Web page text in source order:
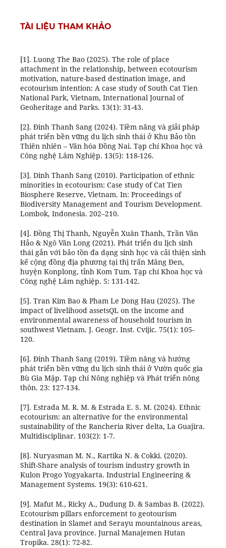
TÀI LIỆU THAM KHẢO
[1]. Luong The Bao (2025). The role of place
attachment in the relationship, between ecotourism
motivation, nature-based destination image, and
ecotourism intention: A case study of South Cat Tien
National Park, Vietnam, International Journal of
Geoheritage and Parks. 13(1): 31-43.
[2]. Đinh Thanh Sang (2024). Tiềm năng và giải pháp
phát triển bền vững du lịch sinh thái ở Khu Bảo tồn
Thiên nhiên – Văn hóa Đồng Nai. Tạp chí Khoa học và
Công nghệ Lâm Nghiệp. 13(5): 118-126.
[3]. Dinh Thanh Sang (2010). Participation of ethnic
minorities in ecotourism: Case study of Cat Tien
Biosphere Reserve, Vietnam. In: Proceedings of
Biodiversity Management and Tourism Development.
Lombok, Indonesia. 202–210.
[4]. Đồng Thị Thanh, Nguyễn Xuân Thanh, Trần Văn
Hảo & Ngô Văn Long (2021). Phát triển du lịch sinh
thái gắn với bảo tồn đa dạng sinh học và cải thiện sinh
kế cộng đồng địa phương tại thị trấn Măng Đen,
huyện Konplong, tỉnh Kom Tum. Tạp chí Khoa học và
Công nghệ Lâm nghiệp. 5: 131-142.
[5]. Tran Kim Bao & Pham Le Dong Hau (2025). The
impact of livelihood assetsQL on the income and
environmental awareness of household tourism in
southwest Vietnam. J. Geogr. Inst. Cvijic. 75(1): 105-
120.
[6]. Đinh Thanh Sang (2019). Tiềm năng và hướng
phát triển bền vững du lịch sinh thái ở Vườn quốc gia
Bù Gia Mập. Tạp chí Nông nghiệp và Phát triển nông
thôn. 23: 127-134.
[7]. Estrada M. R. M. & Estrada E. S. M. (2024). Ethnic
ecotourism: an alternative for the environmental
sustainability of the Rancheria River delta, La Guajira.
Multidisciplinar. 103(2): 1-7.
[8]. Nuryasman M. N., Kartika N. & Cokki. (2020).
Shift-Share analysis of tourism industry growth in
Kulon Progo Yogyakarta. Industrial Engineering &
Management Systems. 19(3): 610-621.
[9]. Mafut M., Ricky A., Dudung D. & Sambas B. (2022).
Ecotourism pillars enforcement to geotourism
destination in Slamet and Serayu mountainous areas,
Central Java province. Jurnal Manajemen Hutan
Tropika. 28(1): 72-82.